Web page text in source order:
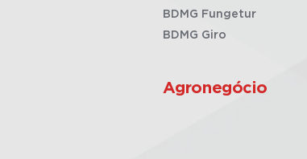
BDMG Fungetur
BDMG Giro
Agronegócio